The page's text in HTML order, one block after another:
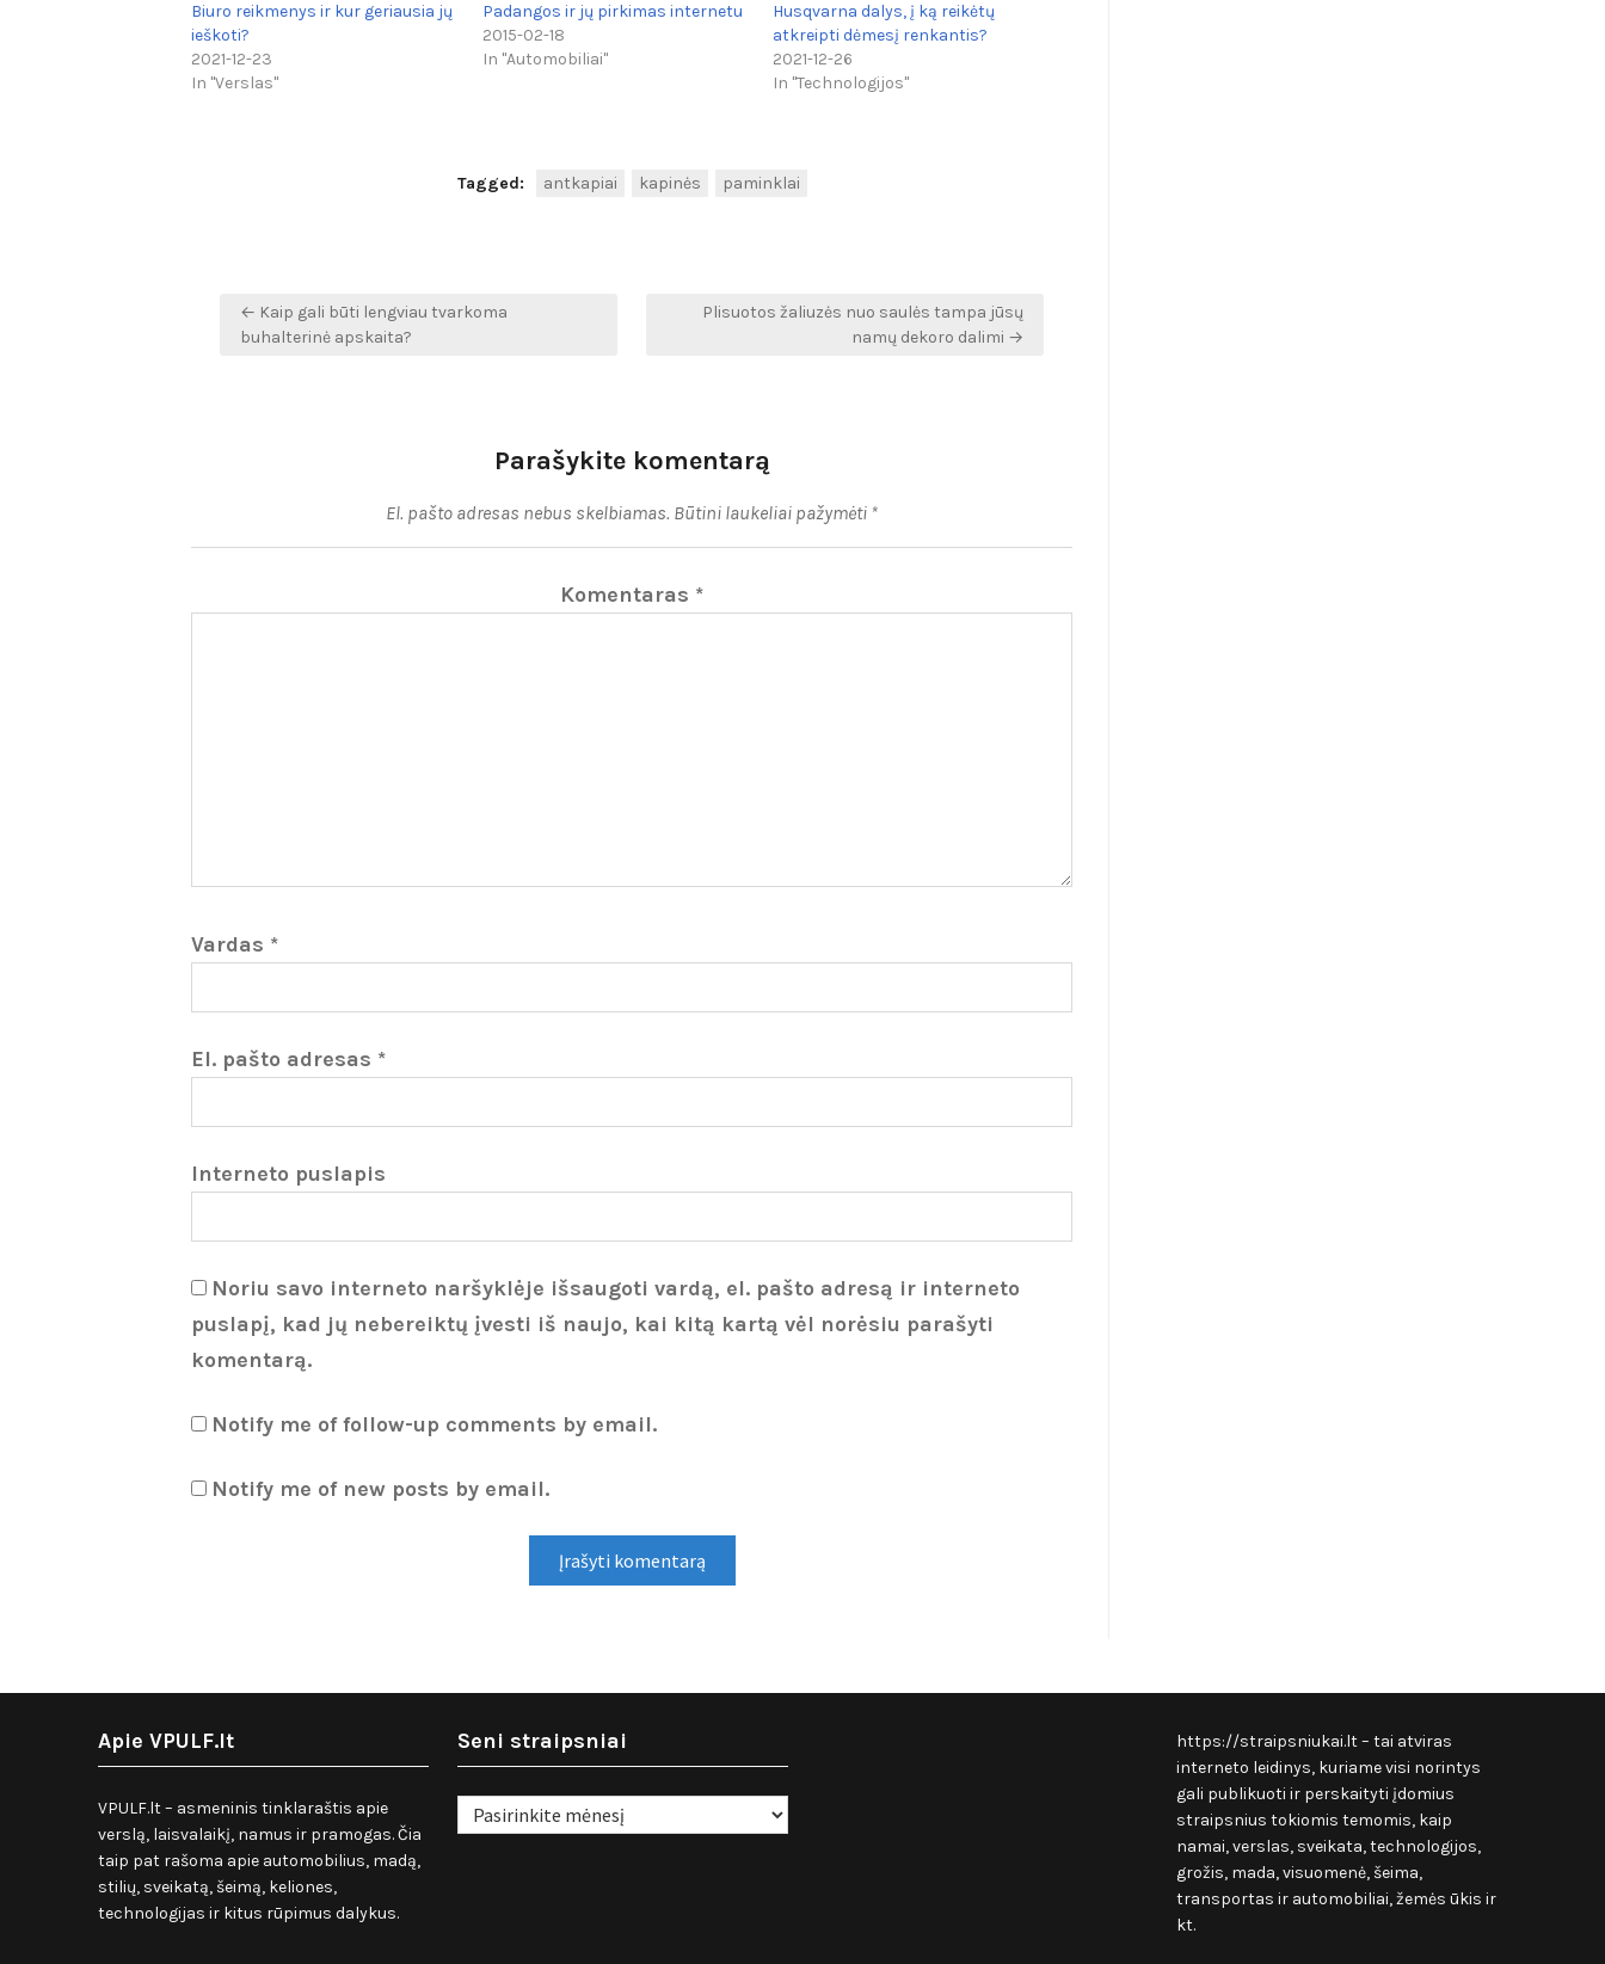
Biuro reikmenys ir kur geriausia jų
ieškoti?
2021-12-23
In "Verslas"
Padangos ir jų pirkimas internetu
2015-02-18
In "Automobiliai"
Husqvarna dalys, į ką reikėtų
atkreipti dėmesį renkantis?
2021-12-26
In "Technologijos"
Tagged: antkapiai kapinės paminklai
Navigacija
tarp
← Kaip gali būti lengviau tvarkoma
buhalterinė apskaita?
Plisuotos žaliuzės nuo saulės tampa jūsų
namų dekoro dalimi →
Parašykite komentarą
El. pašto adresas nebus skelbiamas. Būtini laukeliai pažymėti *
Komentaras *
Vardas *
El. pašto adresas *
Interneto puslapis
Noriu savo interneto naršyklėje išsaugoti vardą, el. pašto adresą ir interneto
puslapį, kad jų nebereiktų įvesti iš naujo, kai kitą kartą vėl norėsiu parašyti
komentarą.
Notify me of follow-up comments by email.
Notify me of new posts by email.
Apie VPULF.lt
VPULF.lt – asmeninis tinklaraštis apie
verslą, laisvalaikį, namus ir pramogas. Čia
taip pat rašoma apie automobilius, madą,
stilių, sveikatą, šeimą, keliones,
technologijas ir kitus rūpimus dalykus.
Seni straipsniai
Seni
straipsniai
https://straipsniukai.lt– tai atviras
interneto leidinys, kuriame visi norintys
gali publikuoti ir perskaityti įdomius
straipsnius tokiomis temomis, kaip
namai, verslas, sveikata, technologijos,
grožis, mada, visuomenė, šeima,
transportas ir automobiliai, žemės ūkis ir
kt.